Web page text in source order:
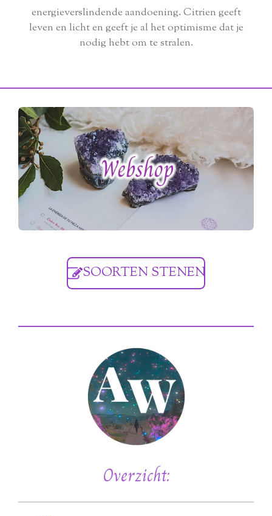
energieverslindende aandoening. Citrien geeft
leven en licht en geeft je al het optimisme dat je
nodig hebt om te stralen.
SOORTEN STENEN
Overzicht: